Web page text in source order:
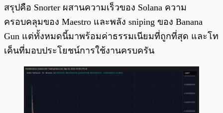
สรุปคือ Snorter ผสานความเร็วของ Solana ความ
ครอบคลุมของ Maestro และพลัง sniping ของ Banana
Gun แต่ทั้งหมดนี้มาพร้อมค่าธรรมเนียมที่ถูกที่สุด และโท
เค็นที่มอบประโยชน์การใช้งานครบครัน